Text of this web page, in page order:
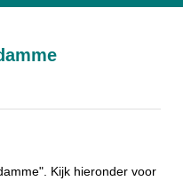
Kijk hieronder voor